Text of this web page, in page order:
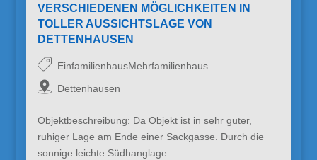
VERSCHIEDENEN MÖGLICHKEITEN IN
TOLLER AUSSICHTSLAGE VON
DETTENHAUSEN
EinfamilienhausMehrfamilienhaus
Dettenhausen
Objektbeschreibung: Da Objekt ist in sehr guter,
ruhiger Lage am Ende einer Sackgasse. Durch die
sonnige leichte Südhanglage…